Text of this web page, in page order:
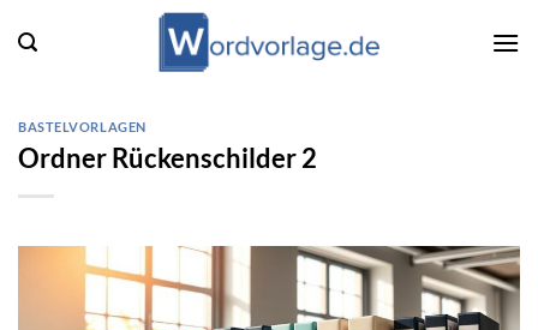
Inhalt
BASTELVORLAGEN
Ordner Rückenschilder 2